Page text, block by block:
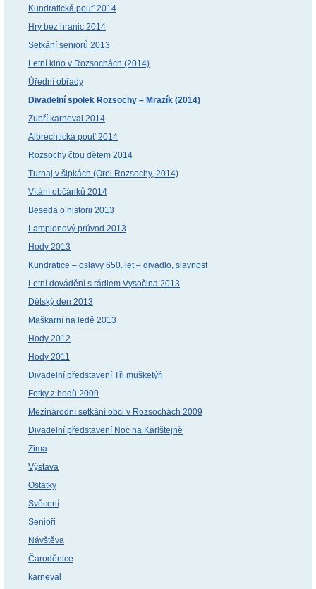
Kundratická pouť 2014
Hry bez hranic 2014
Setkání seniorů 2013
Letní kino v Rozsochách (2014)
Úřední obřady
Divadelní spolek Rozsochy – Mrazík (2014)
Zubří karneval 2014
Albrechtická pouť 2014
Rozsochy čtou dětem 2014
Turnaj v šipkách (Orel Rozsochy, 2014)
Vítání občánků 2014
Beseda o historii 2013
Lampionový průvod 2013
Hody 2013
Kundratice – oslavy 650. let – divadlo, slavnost
Letní dovádění s rádiem Vysočina 2013
Dětský den 2013
Maškarní na ledě 2013
Hody 2012
Hody 2011
Divadelní představení Tři mušketýři
Fotky z hodů 2009
Mezinárodní setkání obci v Rozsochách 2009
Divadelní představení Noc na Karlštejně
Zima
Výstava
Ostatky
Svěcení
Senioři
Návštěva
Čaroděnice
karneval